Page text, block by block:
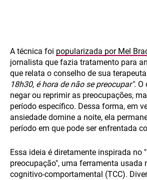
A técnica foi popularizada por Mel
jornalista que fazia tratamento para
que relata o conselho de sua
18h30, é hora de não se preocupar". O
negar ou reprimir as preocupações,
período específico. Dessa forma, em
ansiedade domine a noite, ela
período em que pode ser enfrentada
Essa ideia é diretamente inspirada no
preocupação", uma ferramenta usada
cognitivo-comportamental (TCC).